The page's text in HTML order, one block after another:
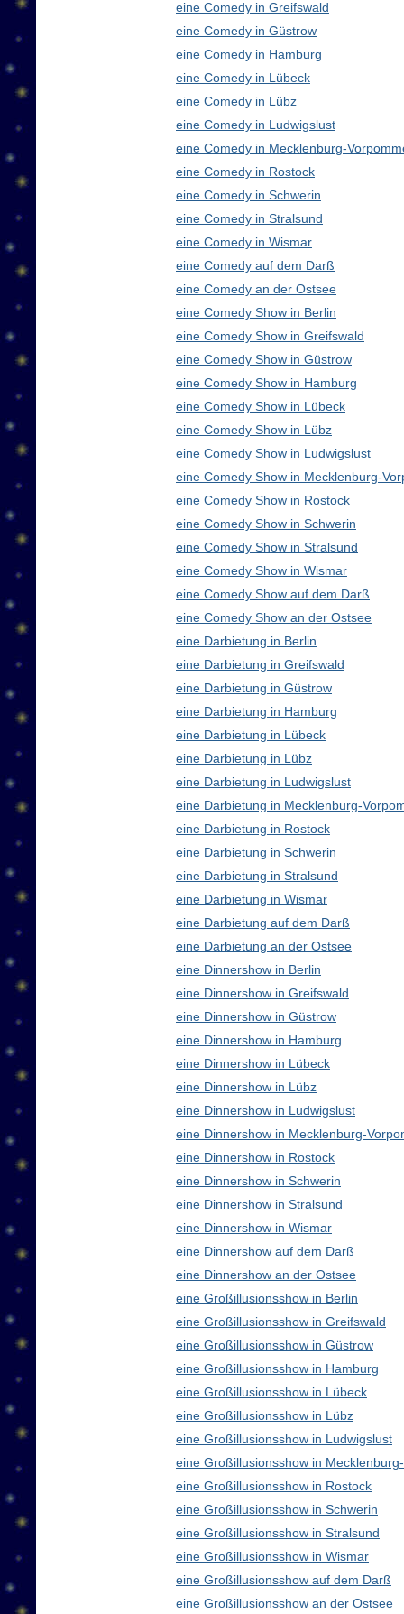
eine Comedy in Greifswald
eine Comedy in Güstrow
eine Comedy in Hamburg
eine Comedy in Lübeck
eine Comedy in Lübz
eine Comedy in Ludwigslust
eine Comedy in Mecklenburg-
eine Comedy in Rostock
eine Comedy in Schwerin
eine Comedy in Stralsund
eine Comedy in Wismar
eine Comedy auf dem Darß
eine Comedy an der Ostsee
eine Comedy Show in Berlin
eine Comedy Show in Greifswald
eine Comedy Show in Güstrow
eine Comedy Show in Hamburg
eine Comedy Show in Lübeck
eine Comedy Show in Lübz
eine Comedy Show in Ludwigslust
eine Comedy Show in Mecklenburg-
eine Comedy Show in Rostock
eine Comedy Show in Schwerin
eine Comedy Show in Stralsund
eine Comedy Show in Wismar
eine Comedy Show auf dem Darß
eine Comedy Show an der Ostsee
eine Darbietung in Berlin
eine Darbietung in Greifswald
eine Darbietung in Güstrow
eine Darbietung in Hamburg
eine Darbietung in Lübeck
eine Darbietung in Lübz
eine Darbietung in Ludwigslust
eine Darbietung in Mecklenburg-
eine Darbietung in Rostock
eine Darbietung in Schwerin
eine Darbietung in Stralsund
eine Darbietung in Wismar
eine Darbietung auf dem Darß
eine Darbietung an der Ostsee
eine Dinnershow in Berlin
eine Dinnershow in Greifswald
eine Dinnershow in Güstrow
eine Dinnershow in Hamburg
eine Dinnershow in Lübeck
eine Dinnershow in Lübz
eine Dinnershow in Ludwigslust
eine Dinnershow in Mecklenburg-
eine Dinnershow in Rostock
eine Dinnershow in Schwerin
eine Dinnershow in Stralsund
eine Dinnershow in Wismar
eine Dinnershow auf dem Darß
eine Dinnershow an der Ostsee
eine Großillusionsshow in Berlin
eine Großillusionsshow in Greifswald
eine Großillusionsshow in Güstrow
eine Großillusionsshow in Hamburg
eine Großillusionsshow in Lübeck
eine Großillusionsshow in Lübz
eine Großillusionsshow in Ludwigslust
eine Großillusionsshow in
eine Großillusionsshow in Rostock
eine Großillusionsshow in Schwerin
eine Großillusionsshow in Stralsund
eine Großillusionsshow in Wismar
eine Großillusionsshow auf dem Darß
eine Großillusionsshow an der Ostsee